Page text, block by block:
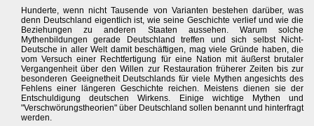
Hunderte, wenn nicht Tausende von Varianten bestehen darüber, was
denn Deutschland eigentlich ist, wie seine Geschichte verlief und wie die
Beziehungen zu anderen Staaten aussehen. Warum solche
Mythenbildungen gerade Deutschland treffen und sich selbst Nicht-
Deutsche in aller Welt damit beschäftigen, mag viele Gründe haben, die
vom Versuch einer Rechtfertigung für eine Nation mit äußerst brutaler
Vergangenheit über den Willen zur Restauration früherer Zeiten bis zur
besonderen Geeignetheit Deutschlands für viele Mythen angesichts des
Fehlens einer längeren Geschichte reichen. Meistens dienen sie der
Entschuldigung deutschen Wirkens. Einige wichtige Mythen und
"Verschwörungstheorien" über Deutschland sollen benannt und hinterfragt
werden.